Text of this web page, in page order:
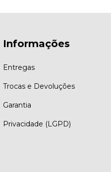
Informações
Entregas
Trocas e Devoluções
Garantia
Privacidade (LGPD)